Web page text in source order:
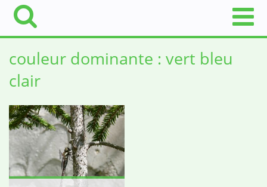
couleur dominante : vert bleu
clair